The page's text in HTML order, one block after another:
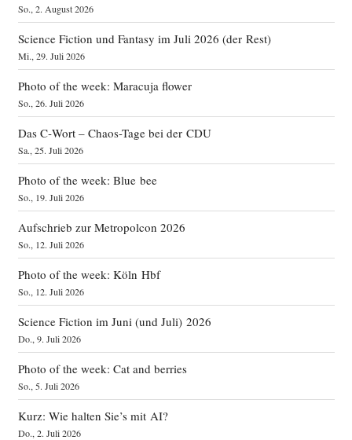
So., 2. August 2026
Science Fiction und Fantasy im Juli 2026 (der Rest)
Mi., 29. Juli 2026
Photo of the week: Maracuja flower
So., 26. Juli 2026
Das C‑Wort – Chaos-Tage bei der CDU
Sa., 25. Juli 2026
Photo of the week: Blue bee
So., 19. Juli 2026
Aufschrieb zur Metropolcon 2026
So., 12. Juli 2026
Photo of the week: Köln Hbf
So., 12. Juli 2026
Science Fiction im Juni (und Juli) 2026
Do., 9. Juli 2026
Photo of the week: Cat and berries
So., 5. Juli 2026
Kurz: Wie halten Sie’s mit AI?
Do., 2. Juli 2026